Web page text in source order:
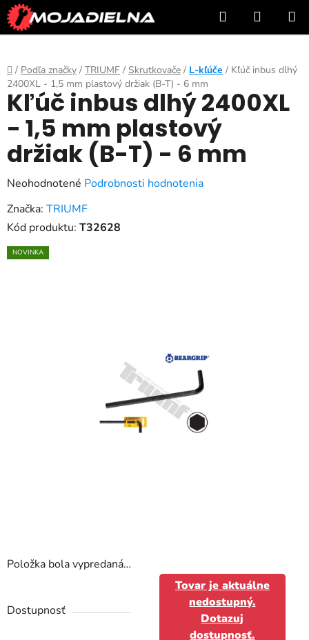
Prejsť
na
obsah
Hľadať
KOŠÍK
Domov
/ Podľa značky / TRIUMF / Skrutkovače / L-kľúče / Kľúč inbus dlhý
2400XL - 1,5 mm plastový držiak (B-T) - 6 mm
Položka bola vypredaná…
Dostupnosť
Tovar je aktuálne
nedostupný.
Dotazuj
dostupnosť.
Kľúč inbus dlhý 2400XL
- 1,5 mm plastový
držiak (B-T) - 6 mm
Priemerné
hodnotenie
produktu
0,0
Neohodnotené Podrobnosti hodnotenia
Značka: TRIUMF
Kód produktu: T32628
NOVINKA